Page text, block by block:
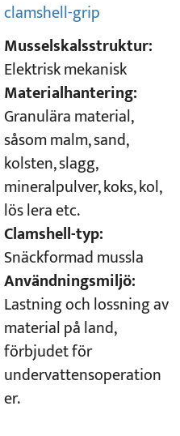
clamshell-grip
Musselskalsstruktur:
Elektrisk mekanisk
Materialhantering:
Granulära material,
såsom malm, sand,
kolsten, slagg,
mineralpulver, koks, kol,
lös lera etc.
Clamshell-typ:
Snäckformad mussla
Användningsmiljö:
Lastning och lossning av
material på land,
förbjudet för
undervattensoperation
er.